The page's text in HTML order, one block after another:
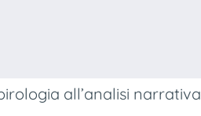
all’analisi narrativa